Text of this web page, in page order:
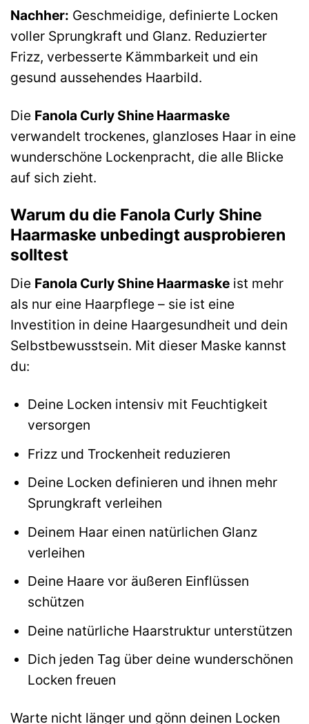
Nachher: Geschmeidige, definierte Locken
voller Sprungkraft und Glanz. Reduzierter
Frizz, verbesserte Kämmbarkeit und ein
gesund aussehendes Haarbild.
Die Fanola Curly Shine Haarmaske
verwandelt trockenes, glanzloses Haar in eine
wunderschöne Lockenpracht, die alle Blicke
auf sich zieht.
Warum du die Fanola Curly Shine
Haarmaske unbedingt ausprobieren
solltest
Die Fanola Curly Shine Haarmaske ist mehr
als nur eine Haarpflege – sie ist eine
Investition in deine Haargesundheit und dein
Selbstbewusstsein. Mit dieser Maske kannst
du:
Deine Locken intensiv mit Feuchtigkeit
versorgen
Frizz und Trockenheit reduzieren
Deine Locken definieren und ihnen mehr
Sprungkraft verleihen
Deinem Haar einen natürlichen Glanz
verleihen
Deine Haare vor äußeren Einflüssen
schützen
Deine natürliche Haarstruktur unterstützen
Dich jeden Tag über deine wunderschönen
Locken freuen
Warte nicht länger und gönn deinen Locken